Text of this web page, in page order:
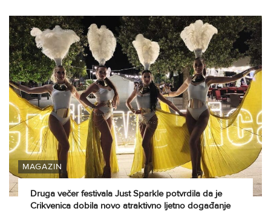
MAGAZIN
Druga večer festivala Just Sparkle potvrdila da je
Crikvenica dobila novo atraktivno ljetno događanje